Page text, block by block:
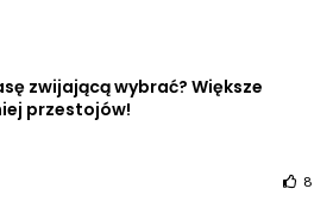
zwijającą wybrać? Większe
przestojów!
8